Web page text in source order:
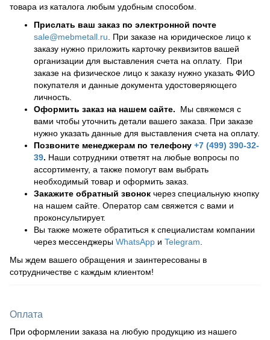
товара из каталога любым удобным способом.
Прислать ваш заказ по электронной почте
sale@mebmetall.ru . При заказе на юридическое лицо к
заказу нужно приложить карточку реквизитов вашей
организации для выставления счета на оплату. При
заказе на физическое лицо к заказу нужно указать ФИО
покупателя и данные документа удостоверяющего
личность.
Оформить заказ на нашем сайте. Мы свяжемся с
вами чтобы уточнить детали вашего заказа. При заказе
нужно указать данные для выставления счета на оплату.
Позвоните менеджерам по телефону +7 (499) 390-32-
39. Наши сотрудники ответят на любые вопросы по
ассортименту, а также помогут вам выбрать
необходимый товар и оформить заказ.
Закажите обратный звонок через специальную кнопку
на нашем сайте. Оператор сам свяжется с вами и
проконсультирует.
Вы также можете обратиться к специалистам компании
через мессенджеры WhatsApp и Telegram
Мы ждем вашего обращения и заинтересованы в
сотрудничестве с каждым клиентом!
Оплата
При оформлении заказа на любую продукцию из нашего